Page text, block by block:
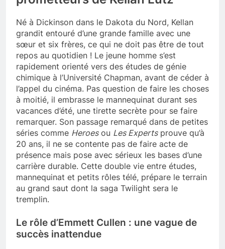
Né à Dickinson dans le Dakota du Nord, Kellan
grandit entouré d’une grande famille avec une
sœur et six frères, ce qui ne doit pas être de tout
repos au quotidien ! Le jeune homme s’est
rapidement orienté vers des études de génie
chimique à l’Université Chapman, avant de céder à
l’appel du cinéma. Pas question de faire les choses
à moitié, il embrasse le mannequinat durant ses
vacances d’été, une tirette secrète pour se faire
remarquer. Son passage remarqué dans de petites
séries comme Heroesou Les Expertsprouve qu’à
20 ans, il ne se contente pas de faire acte de
présence mais pose avec sérieux les bases d’une
carrière durable. Cette double vie entre études,
mannequinat et petits rôles télé, prépare le terrain
au grand saut dont la saga Twilight sera le
tremplin.
Le rôle d’Emmett Cullen : une vague de
succès inattendue